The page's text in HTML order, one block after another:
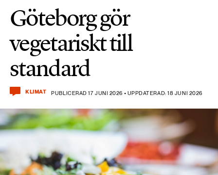
Göteborg gör
vegetariskt till
standard
KLIMAT PUBLICERAD 17 JUNI 2026 • UPPDATERAD: 18 JUNI 2026